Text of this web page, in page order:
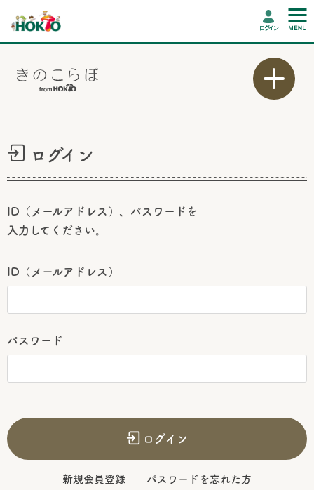
ログイン
ログイン
ID（メールアドレス）、パスワードを
入力してください。
ID（メールアドレス）
パスワード
ログイン
新規会員登録 パスワードを忘れた方